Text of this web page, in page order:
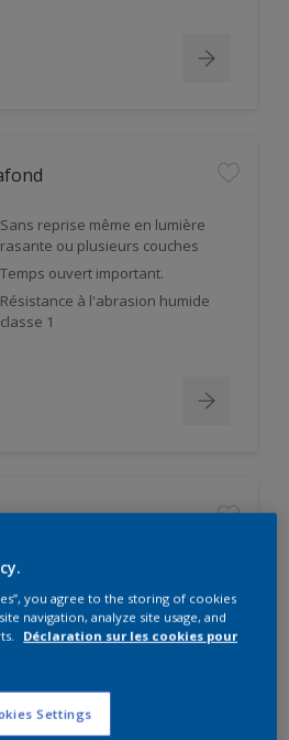
Sans reprise même en lumière
rasante ou plusieurs couches
Temps ouvert important.
Résistance à l'abrasion humide
classe 1
Produit à partir de matières
Pouvoir couvrant élevé. Classe 1
suivant DIN EN 13300
you agree to the storing of cookies
navigation, analyze site usage, and
Déclaration sur les cookies pour
Settings